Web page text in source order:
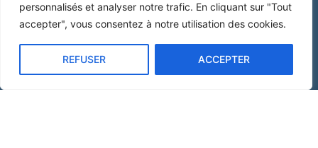
personnalisés et analyser notre trafic. En cliquant sur "Tout
accepter", vous consentez à notre utilisation des cookies.
REFUSER ACCEPTER